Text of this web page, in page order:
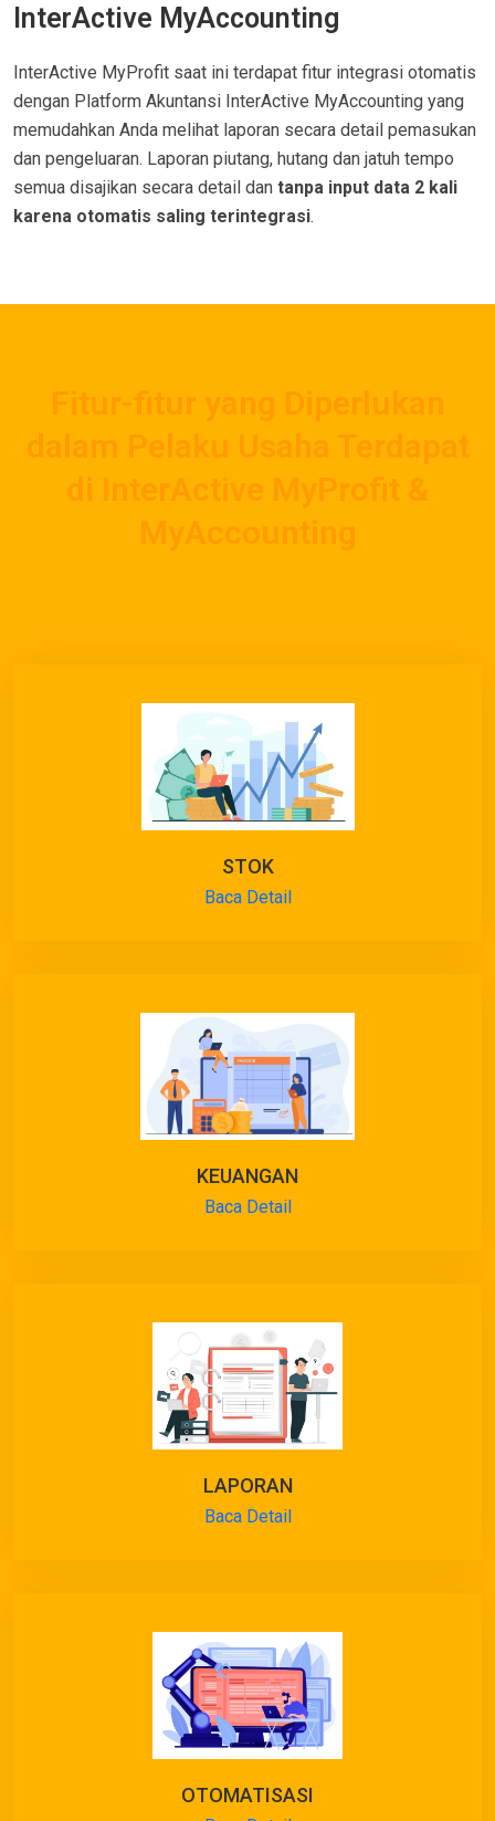
InterActive MyAccounting
InterActive MyProfit saat ini terdapat fitur integrasi otomatis
dengan Platform Akuntansi InterActive MyAccounting yang
memudahkan Anda melihat laporan secara detail pemasukan
dan pengeluaran. Laporan piutang, hutang dan jatuh tempo
semua disajikan secara detail dan tanpa input data 2 kali
karena otomatis saling terintegrasi.
STOK
Baca Detail
KEUANGAN
Baca Detail
LAPORAN
Baca Detail
OTOMATISASI